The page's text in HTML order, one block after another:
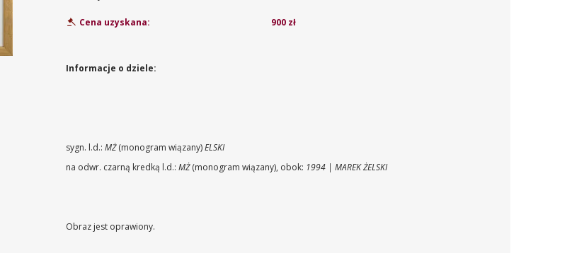
Cena uzyskana: 900 zł
Informacje o dziele:
sygn. l.d.:MŻ(monogram wiązany)ELSKI
na odwr. czarną kredką l.d.:MŻ(monogram wiązany), obok: 1994 | MAREK ŻELSKI
Obraz jest oprawiony.